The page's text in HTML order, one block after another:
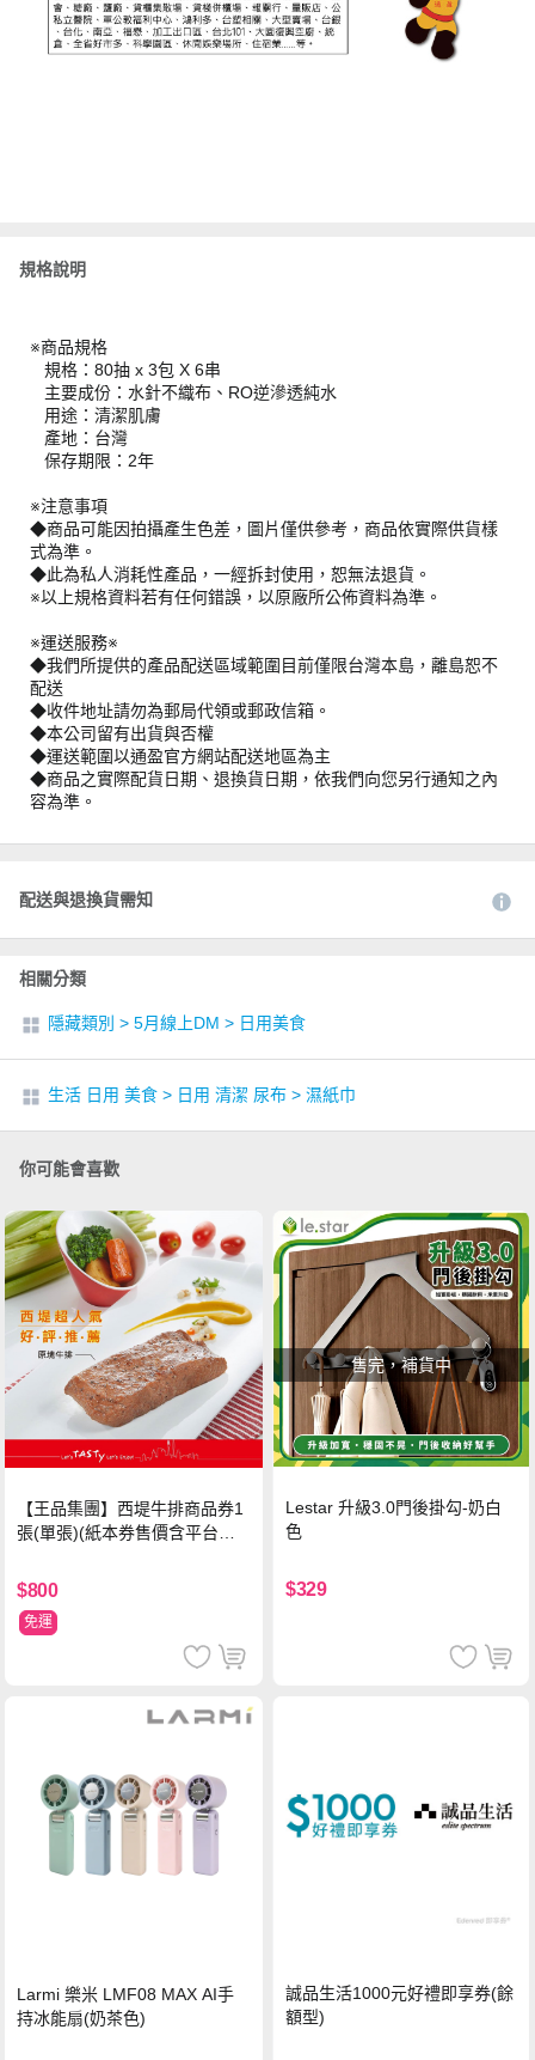
規格說明
※商品規格
規格：80抽 x 3包 X 6串
主要成份：水針不織布、RO逆滲透純水
用途：清潔肌膚
產地：台灣
保存期限：2年
※注意事項
◆商品可能因拍攝產生色差，圖片僅供參考，商品依實際供貨樣
式為準。
◆此為私人消耗性產品，一經拆封使用，恕無法退貨。
※以上規格資料若有任何錯誤，以原廠所公佈資料為準。
※運送服務※
◆我們所提供的產品配送區域範圍目前僅限台灣本島，離島恕不
配送
◆收件地址請勿為郵局代領或郵政信箱。
◆本公司留有出貨與否權
◆運送範圍以通盈官方網站配送地區為主
◆商品之實際配貨日期、退換貨日期，依我們向您另行通知之內
容為準。
配送與退換貨需知
相關分類
隱藏類別 > 5月線上DM > 日用美食
生活 日用 美食 > 日用 清潔 尿布 > 濕紙巾
你可能會喜歡
【王品集團】西堤牛排商品券1
張(單張)(紙本券售價含平台物
$800
免運
售完，補貨中
Lestar 升級3.0門後掛勾-奶白
色
$329
Larmi 樂米 LMF08 MAX AI手
持冰能扇(奶茶色)
誠品生活1000元好禮即享券(餘
額型)